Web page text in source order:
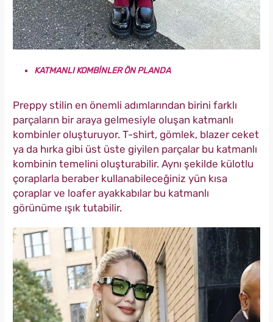
KATMANLI KOMBİNLER ÖN PLANDA
Preppy stilin en önemli adımlarından birini farklı
parçaların bir araya gelmesiyle oluşan katmanlı
kombinler oluşturuyor. T-shirt, gömlek, blazer ceket
ya da hırka gibi üst üste giyilen parçalar bu katmanlı
kombinin temelini oluşturabilir. Aynı şekilde külotlu
çoraplarla beraber kullanabileceğiniz yün kısa
çoraplar ve loafer ayakkabılar bu katmanlı
görünüme ışık tutabilir.